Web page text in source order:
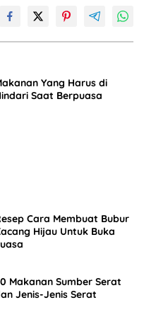
Yang Harus di
Saat Berpuasa
Cara Membuat Bubur
Hijau Untuk Buka
Makanan Sumber Serat
Jenis-Jenis Serat